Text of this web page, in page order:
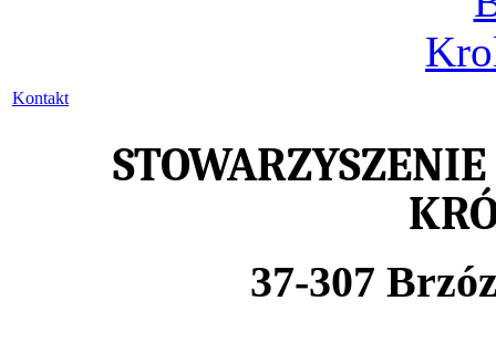
Kontakt
37-307